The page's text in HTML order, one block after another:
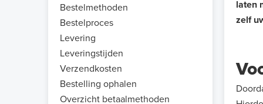
Bestelmethoden
Bestelproces
Levering
Leveringstijden
Verzendkosten
Bestelling ophalen
Overzicht betaalmethoden
laten
zelf